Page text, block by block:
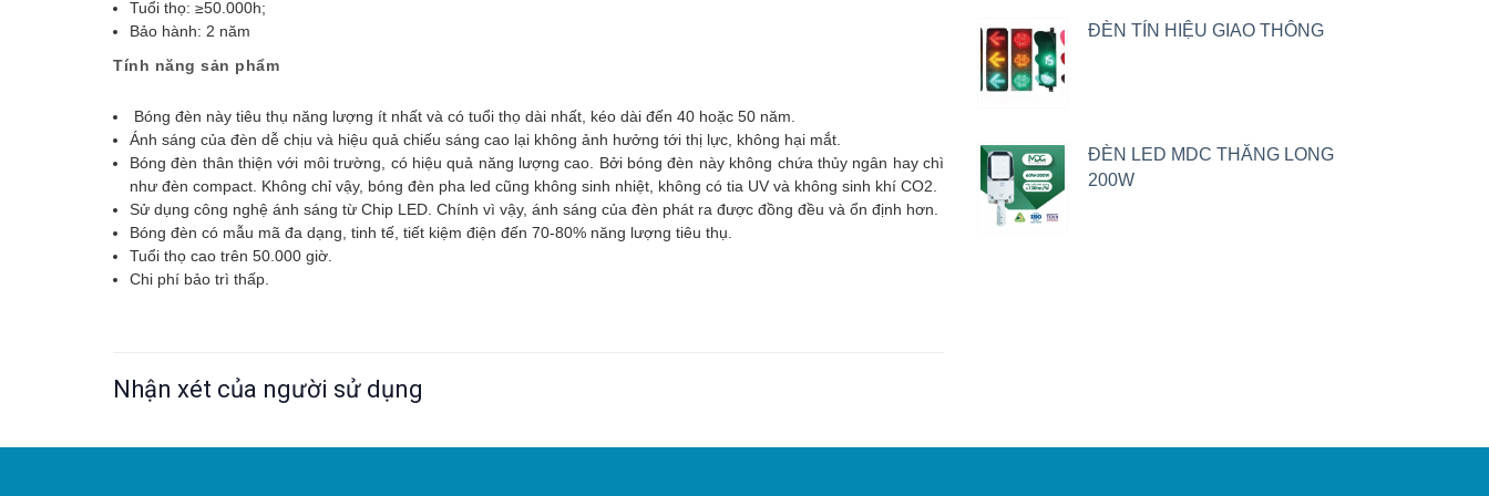
Tuổi thọ: ≥50.000h;
Bảo hành: 2 năm
Tính năng sản phẩm
Bóng đèn này tiêu thụ năng lượng ít nhất và có tuổi thọ dài nhất, kéo dài đến 40 hoặc 50 năm.
Ánh sáng của đèn dễ chịu và hiệu quả chiếu sáng cao lại không ảnh hưởng tới thị lực, không hại mắt.
Bóng đèn thân thiện với môi trường, có hiệu quả năng lượng cao. Bởi bóng đèn này không chứa thủy ngân hay chì
như đèn compact. Không chỉ vậy, bóng đèn pha led cũng không sinh nhiệt, không có tia UV và không sinh khí CO2.
Sử dụng công nghệ ánh sáng từ Chip LED. Chính vì vậy, ánh sáng của đèn phát ra được đồng đều và ổn định hơn.
Bóng đèn có mẫu mã đa dạng, tinh tế, tiết kiệm điện đến 70-80% năng lượng tiêu thụ.
Tuổi thọ cao trên 50.000 giờ.
Chi phí bảo trì thấp.
Nhận xét của người sử dụng
ĐÈN TÍN HIỆU GIAO THÔNG
ĐÈN LED MDC THĂNG LONG
200W